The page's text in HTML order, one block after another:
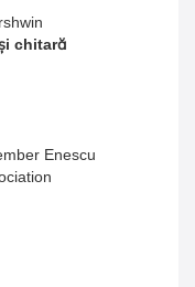
chitară
Enescu